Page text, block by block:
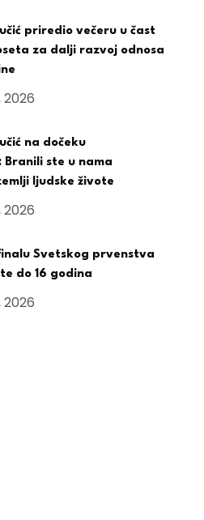
priredio večeru u čast
za dalji razvoj odnosa
na dočeku
ste u nama
ljudske živote
Svetskog prvenstva
do 16 godina